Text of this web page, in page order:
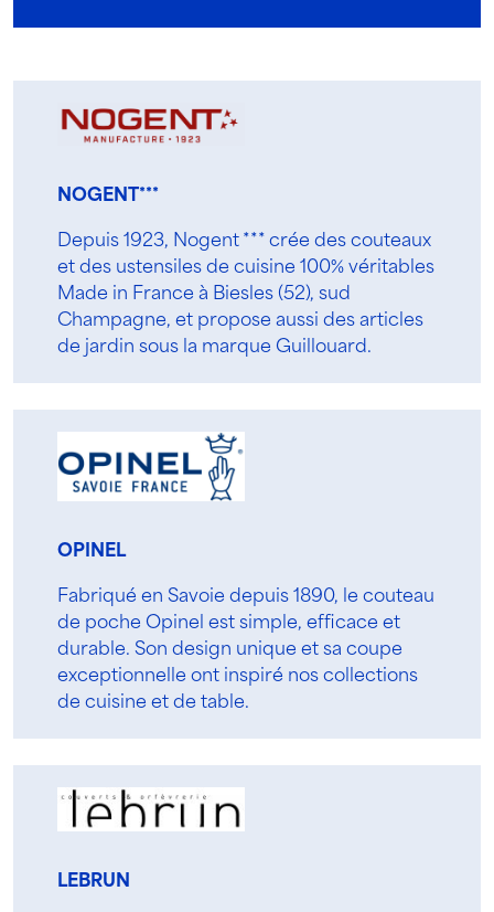
NOGENT***
Depuis 1923, Nogent *** crée des couteaux
et des ustensiles de cuisine 100% véritables
Made in France à Biesles (52), sud
Champagne, et propose aussi des articles
de jardin sous la marque Guillouard.
OPINEL
Fabriqué en Savoie depuis 1890, le couteau
de poche Opinel est simple, efficace et
durable. Son design unique et sa coupe
exceptionnelle ont inspiré nos collections
de cuisine et de table.
LEBRUN